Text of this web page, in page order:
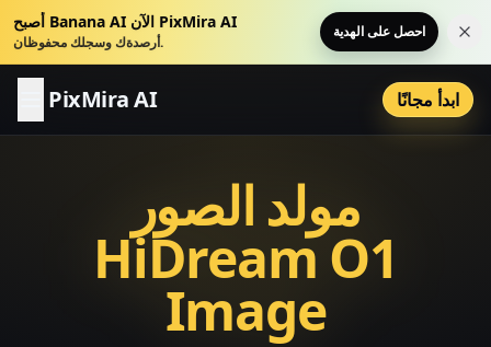
أصبح Banana AI الآن PixMira AI
أرصدةك وسجلك محفوظان.
احصل على الهدية
PixMira AI ابدأ مجانًا
مولد الصور
HiDream O1
Image